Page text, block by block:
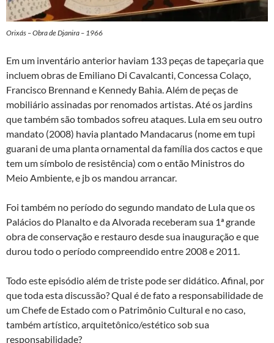
Orixás – Obra de Djanira – 1966
Em um inventário anterior haviam 133 peças de tapeçaria que
incluem obras de Emiliano Di Cavalcanti, Concessa Colaço,
Francisco Brennand e Kennedy Bahia. Além de peças de
mobiliário assinadas por renomados artistas. Até os jardins
que também são tombados sofreu ataques. Lula em seu outro
mandato (2008) havia plantado Mandacarus (nome em tupi
guarani de uma planta ornamental da família dos cactos e que
tem um símbolo de resistência) com o então Ministros do
Meio Ambiente, e jb os mandou arrancar.
Foi também no período do segundo mandato de Lula que os
Palácios do Planalto e da Alvorada receberam sua 1ª grande
obra de conservação e restauro desde sua inauguração e que
durou todo o período compreendido entre 2008 e 2011.
Todo este episódio além de triste pode ser didático. Afinal, por
que toda esta discussão? Qual é de fato a responsabilidade de
um Chefe de Estado com o Patrimônio Cultural e no caso,
também artístico, arquitetônico/estético sob sua
responsabilidade?